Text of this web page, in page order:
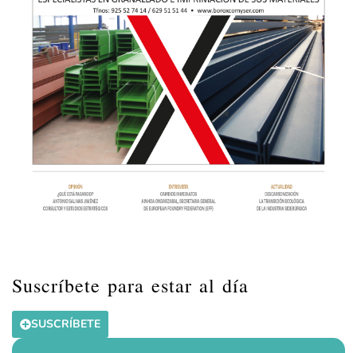
Suscríbete para estar al día
SUSCRÍBETE